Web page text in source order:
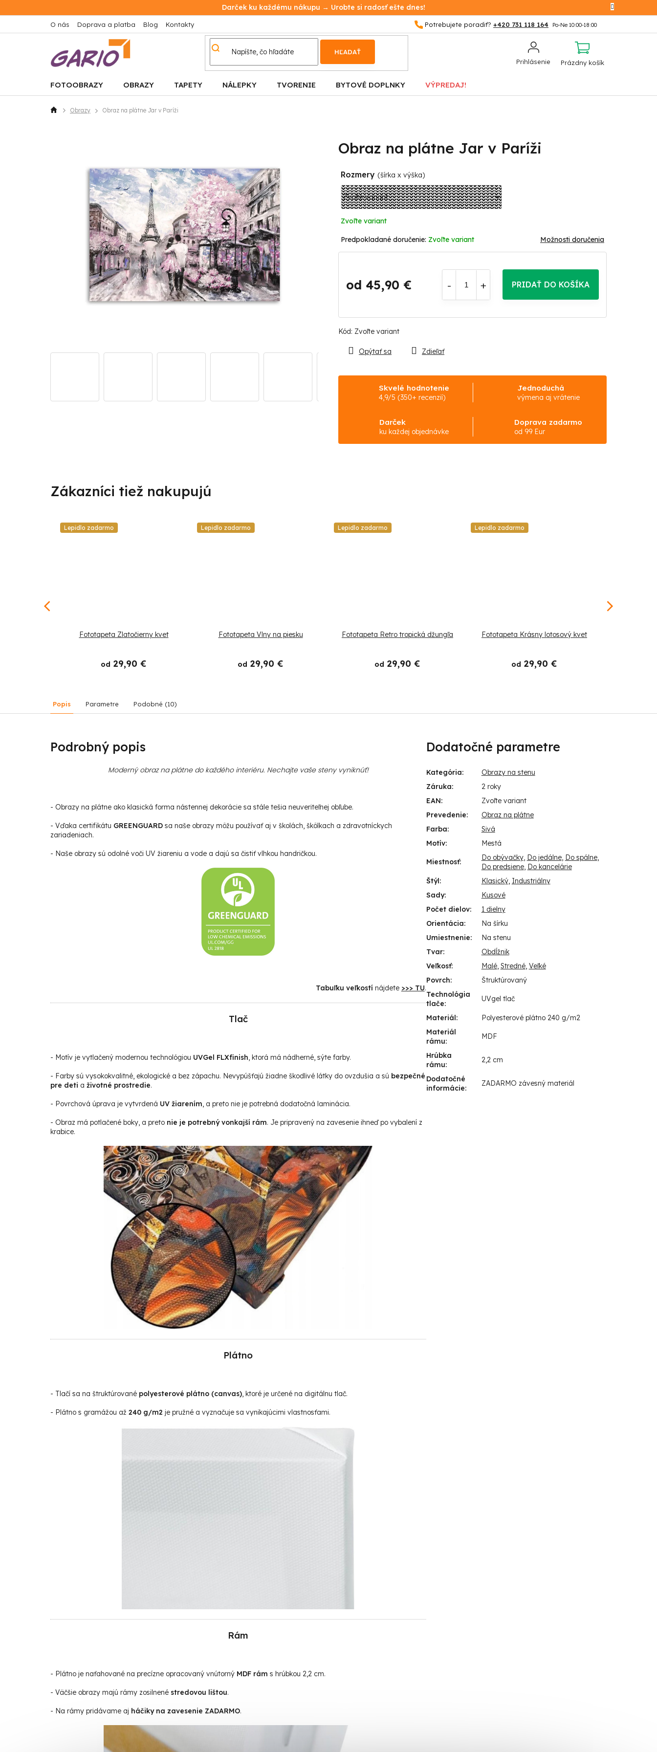
na
Darček ku každému nákupu → Urobte si radosť ešte dnes!
+420 731 118 164
O nás Doprava a platba Blog Kontakty
Prihlásenie
HĽADAŤ
NÁKUPNÝ
Prázdny košík
FOTOOBRAZY OBRAZY TAPETY NÁLEPKY TVORENIE BYTOVÉ DOPLNKY VÝPREDAJ!
DomovObrazy Obraz na plátne Jar v Paríži
Obraz na plátne Jar v Paríži
Kód: Zvoľte variant
Rozmery (šírka x výška)
Zvoľte variant
Zvoľte variant Možnosti doručenia
od 45,90 €
Jednotková
PRIDAŤ DO KOŠÍKA
Skvelé hodnotenie
4,9/5 (350+ recenzií)
Jednoduchá
výmena aj vrátenie
Darček
ku každej objednávke
Doprava zadarmo
od 99 Eur
Opýtať sa Zdieľať
Lepidlo zadarmo
Fototapeta Zlatočierny kvet
od 29,90 €
Lepidlo zadarmo
Fototapeta Vlny na piesku
od 29,90 €
Lepidlo zadarmo
Fototapeta Retro tropická džungľa
od 29,90 €
Lepidlo zadarmo
Fototapeta Krásny lotosový kvet
od 29,90 €
Popis Parametre Podobné (10)
Podrobný popis
Moderný obraz na plátne do každého interiéru. Nechajte vaše steny vyniknúť!
- Obrazy na plátne ako klasická forma nástennej dekorácie sa stále tešia neuveriteľnej obľube.
- Vďaka certifikátu GREENGUARD sa naše obrazy môžu používať aj v školách, škôlkach a zdravotníckych
zariadeniach.
- Naše obrazy sú odolné voči UV žiareniu a vode a dajú sa čistiť vlhkou handričkou.
Tabuľku veľkostínájdete >>> TU.
Tlač
- Motív je vytlačený modernou technológiou UVGel FLXfinish, ktorá má nádherné, sýte farby.
- Farby sú vysokokvalitné, ekologické a bez zápachu. Nevypúšťajú žiadne škodlivé látky do ovzdušia a sú bezpečné
pre deti a životné prostredie.
- Povrchová úprava je vytvrdená UV žiarením, a preto nie je potrebná dodatočná laminácia.
- Obraz má potlačené boky, a preto nie je potrebný vonkajší rám. Je pripravený na zavesenie ihneď po vybalení z
krabice.
Plátno
- Tlačí sa na štruktúrované polyesterové plátno (canvas), ktoré je určené na digitálnu tlač.
- Plátno s gramážou až 240 g/m2 je pružné a vyznačuje sa vynikajúcimi vlastnosťami.
Rám
- Plátno je naťahované na precízne opracovaný vnútorný MDF rám s hrúbkou 2,2 cm.
- Väčšie obrazy majú rámy zosilnené stredovou lištou.
- Na rámy pridávame aj háčiky na zavesenie ZADARMO.
Dodatočné parametre
Kategória:
Obrazy na stenu
Záruka:
2 roky
EAN:
Zvoľte variant
Prevedenie:
Obraz na plátne
Farba:
Sivá
Motív: Mestá
Miestnosť: Do obývačky, Do jedálne, Do spálne,
Do predsiene, Do kancelárie
Štýl: Klasický, Industriálny
Sady:
Kusové
Počet dielov:
1 dielny
Orientácia:
Na šírku
Umiestnenie:
Na stenu
Tvar:
Obdĺžnik
Veľkosť: Malé, Stredné, Veľké
Povrch:
Štruktúrovaný
Technológia
tlače:
UVgel tlač
Materiál:
Polyesterové plátno 240 g/m2
Materiál
rámu:
MDF
Hrúbka
rámu:
2,2 cm
Dodatočné
informácie:
ZADARMO závesný materiál